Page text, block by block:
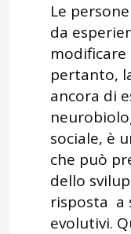
Le
da
modificare
pertanto,
ancora di
sociale, è
che può
dello
risposta a
evolutivi.